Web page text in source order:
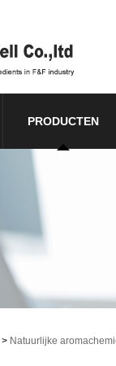
PRODUCTEN
> Natuurlijke